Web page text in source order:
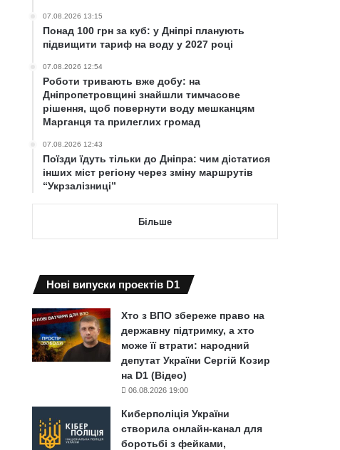
07.08.2026 13:15
Понад 100 грн за куб: у Дніпрі планують
підвищити тариф на воду у 2027 році
07.08.2026 12:54
Роботи тривають вже добу: на
Дніпропетровщині знайшли тимчасове
рішення, щоб повернути воду мешканцям
Марганця та прилеглих громад
07.08.2026 12:43
Поїзди їдуть тільки до Дніпра: чим дістатися
інших міст регіону через зміну маршрутів
“Укрзалізниці”
Більше
Нові випуски проектів D1
Хто з ВПО збереже право на
державну підтримку, а хто
може її втрати: народний
депутат України Сергій Козир
на D1 (Відео)
06.08.2026 19:00
Киберполіція України
створила онлайн-канал для
боротьбі з фейками,